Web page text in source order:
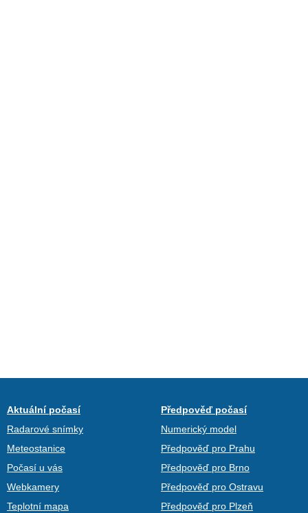
Aktuální počasí
Radarové snímky
Meteostanice
Počasí u vás
Webkamery
Teplotní mapa
Předpověď počasí
Numerický model
Předpověď pro Prahu
Předpověď pro Brno
Předpověď pro Ostravu
Předpověď pro Plzeň